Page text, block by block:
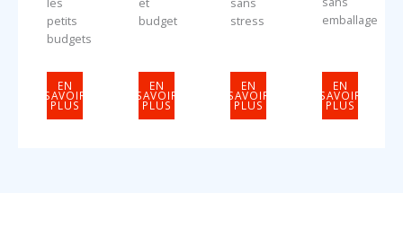
petits
budgets
EN
SAVOIR
PLUS
budget
EN
SAVOIR
PLUS
stress
EN
SAVOIR
PLUS
emballage
EN
SAVOIR
PLUS